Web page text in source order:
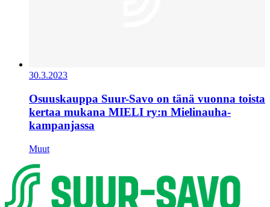
30.3.2023
Osuuskauppa Suur-Savo on tänä vuonna toista
kertaa mukana MIELI ry:n Mielinauha-
kampanjassa
Muut